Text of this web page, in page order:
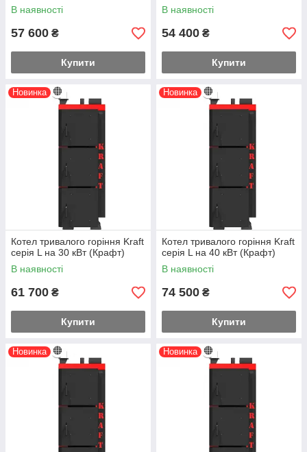
В наявності
57 600 ₴
Купити
В наявності
54 400 ₴
Купити
Новинка
Котел тривалого горіння Kraft
серія L на 30 кВт (Крафт)
В наявності
61 700 ₴
Купити
Новинка
Котел тривалого горіння Kraft
серія L на 40 кВт (Крафт)
В наявності
74 500 ₴
Купити
Новинка Новинка